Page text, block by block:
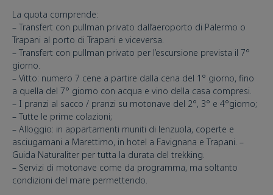
La quota comprende:
– Transfert con pullman privato dall’aeroporto di Palermo o
Trapani al porto di Trapani e viceversa.
– Transfert con pullman privato per l’escursione prevista il 7°
giorno.
– Vitto: numero 7 cene a partire dalla cena del 1° giorno, fino
a quella del 7° giorno con acqua e vino della casa compresi.
– I pranzi al sacco / pranzi su motonave del 2°, 3° e 4°giorno;
– Tutte le prime colazioni;
– Alloggio: in appartamenti muniti di lenzuola, coperte e
asciugamani a Marettimo, in hotel a Favignana e Trapani. –
Guida Naturaliter per tutta la durata del trekking.
– Servizi di motonave come da programma, ma soltanto
condizioni del mare permettendo.